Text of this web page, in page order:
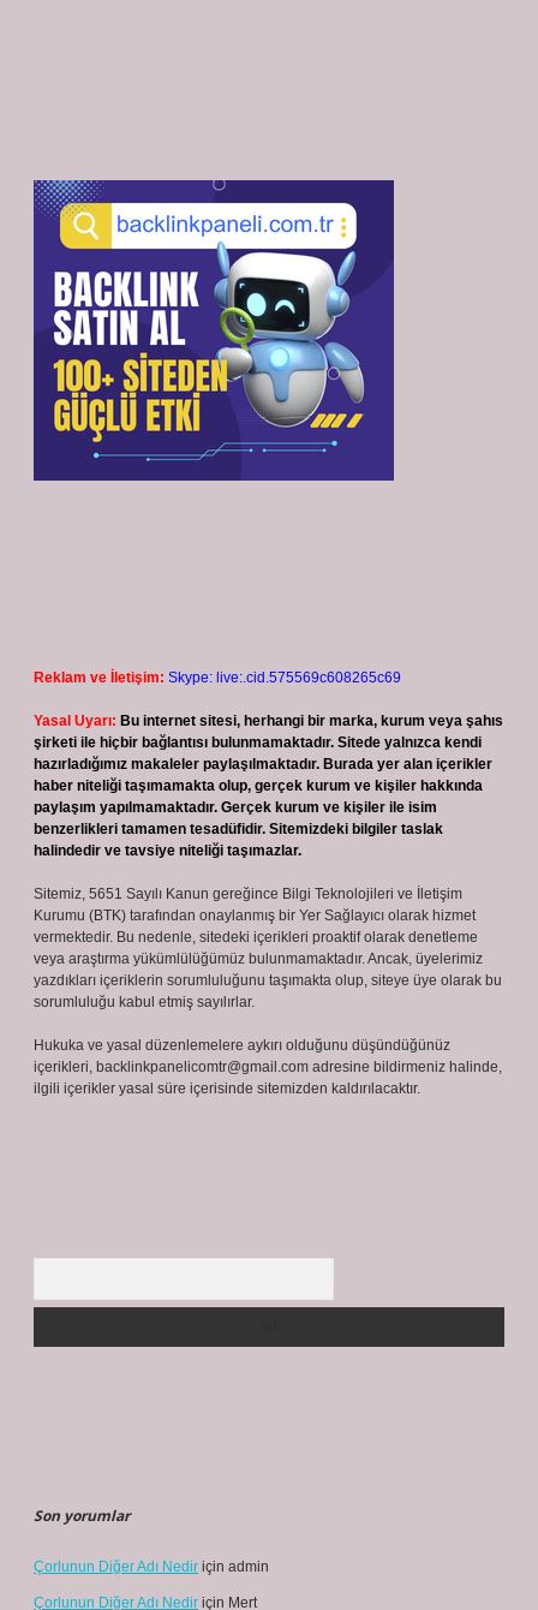
Reklam ve İletişim: Skype: live:.cid.575569c608265c69
Yasal Uyarı: Bu internet sitesi, herhangi bir marka, kurum veya şahıs
şirketi ile hiçbir bağlantısı bulunmamaktadır. Sitede yalnızca kendi
hazırladığımız makaleler paylaşılmaktadır. Burada yer alan içerikler
haber niteliği taşımamakta olup, gerçek kurum ve kişiler hakkında
paylaşım yapılmamaktadır. Gerçek kurum ve kişiler ile isim
benzerlikleri tamamen tesadüfidir. Sitemizdeki bilgiler taslak
halindedir ve tavsiye niteliği taşımazlar.
Sitemiz, 5651 Sayılı Kanun gereğince Bilgi Teknolojileri ve İletişim
Kurumu (BTK) tarafından onaylanmış bir Yer Sağlayıcı olarak hizmet
vermektedir. Bu nedenle, sitedeki içerikleri proaktif olarak denetleme
veya araştırma yükümlülüğümüz bulunmamaktadır. Ancak, üyelerimiz
yazdıkları içeriklerin sorumluluğunu taşımakta olup, siteye üye olarak bu
sorumluluğu kabul etmiş sayılırlar.
Hukuka ve yasal düzenlemelere aykırı olduğunu düşündüğünüz
içerikleri, backlinkpanelicomtr@gmail.com adresine bildirmeniz halinde,
ilgili içerikler yasal süre içerisinde sitemizden kaldırılacaktır.
Son yorumlar
Çorlunun Diğer Adı Nedir için admin
Çorlunun Diğer Adı Nedir için Mert